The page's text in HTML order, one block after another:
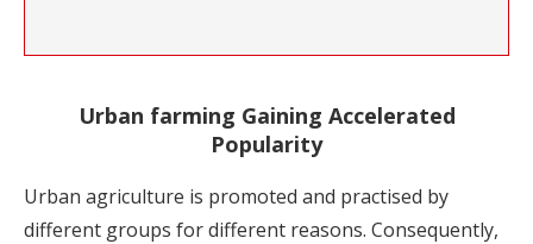
Urban farming Gaining Accelerated
Popularity
Urban agriculture is promoted and practised by
different groups for different reasons. Consequently,